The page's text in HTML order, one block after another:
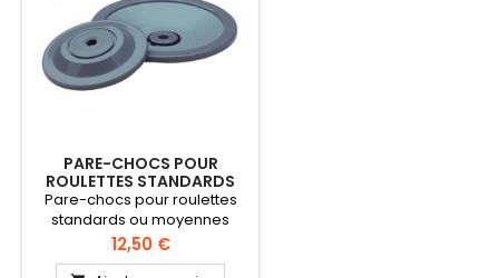
PARE-CHOCS POUR
ROULETTES STANDARDS
OU MOYENNES
Pare-chocs pour roulettes
standards ou moyennes
Caoutchouc gris Renforcé
Diamètre 125 mm ou 180 mm
Prix
12,50 €